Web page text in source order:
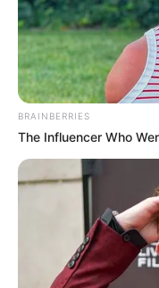
BRAINBERRIES
The Influencer Who